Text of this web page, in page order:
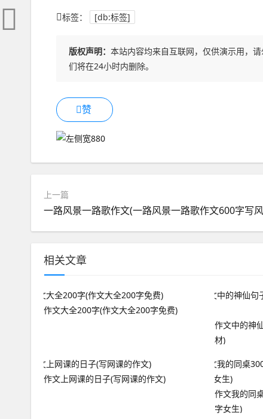
标签： [db:标签]
版权声明： 本站内容均来自互联网，仅供演示用，
们将在24小时内删除。
赞
上一篇
相关文章
作文大全200字(作文大全200字免费)
作文中的神
材)
作文上网课的日子(写网课的作文)
作文我的同
字女生)